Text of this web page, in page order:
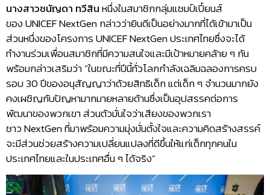
นางสาวชนัญดา ทวีสินหนึ่งในสมาชิกกลุ่มแชมป์เปี้ยนส์
ของ UNICEF NextGen กล่าวว่ายินดีเป็นอย่างมากที่ได้เข้ามาเป็น
ส่วนหนึ่งของโครงการ UNICEF NextGen ประเทศไทยซึ่งจะได้
ทำงานร่วมเพื่อนสมาชิกที่มีความสนใจและมีเป้าหมายคล้าย ๆ กัน
พร้อมกล่าวเสริมว่า “ในขณะที่ปีนี้ทั่วโลกกำลังเฉลิมฉลองการครบ
รอบ 30 ปีของอนุสัญญาว่าด้วยสิทธิเด็ก แต่เด็ก ๆ จำนวนมากยัง
คงเผชิญกับปัญหามากมายหลายด้านซึ่งเป็นอุปสรรคต่อการ
พัฒนาของพวกเขา ส่วนตัวมั่นใจว่าเสียงของพวกเรา
ชาว NextGen ที่มาพร้อมความมุ่งมั่นตั้งใจและความคิดสร้างสรรค์
จะมีส่วนช่วยสร้างความเปลี่ยนแปลงที่ดีขึ้นให้แก่เด็กทุกคนใน
ประเทศไทยและในประเทศอื่น ๆ ได้จริง”